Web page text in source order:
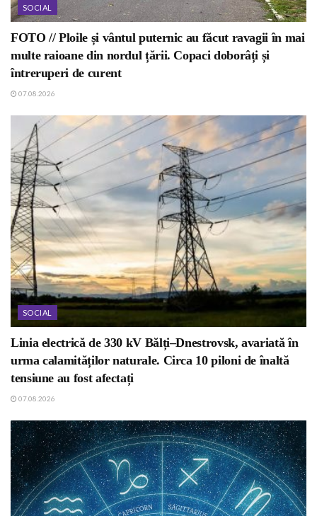
SOCIAL
FOTO // Ploile și vântul puternic au făcut ravagii în mai
multe raioane din nordul țării. Copaci doborâți și
întreruperi de curent
07.08.2026
SOCIAL
Linia electrică de 330 kV Bălți–Dnestrovsk, avariată în
urma calamităților naturale. Circa 10 piloni de înaltă
tensiune au fost afectați
07.08.2026